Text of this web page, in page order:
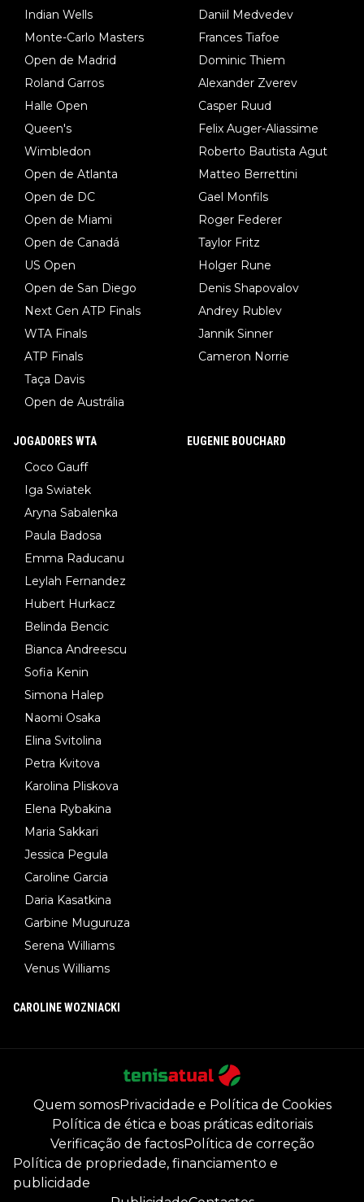
Indian Wells
Monte-Carlo Masters
Open de Madrid
Roland Garros
Halle Open
Queen's
Wimbledon
Open de Atlanta
Open de DC
Open de Miami
Open de Canadá
US Open
Open de San Diego
Next Gen ATP Finals
WTA Finals
ATP Finals
Taça Davis
Open de Austrália
Daniil Medvedev
Frances Tiafoe
Dominic Thiem
Alexander Zverev
Casper Ruud
Felix Auger-Aliassime
Roberto Bautista Agut
Matteo Berrettini
Gael Monfils
Roger Federer
Taylor Fritz
Holger Rune
Denis Shapovalov
Andrey Rublev
Jannik Sinner
Cameron Norrie
JOGADORES WTA
Coco Gauff
Iga Swiatek
Aryna Sabalenka
Paula Badosa
Emma Raducanu
Leylah Fernandez
Hubert Hurkacz
Belinda Bencic
Bianca Andreescu
Sofia Kenin
Simona Halep
Naomi Osaka
Elina Svitolina
Petra Kvitova
Karolina Pliskova
Elena Rybakina
Maria Sakkari
Jessica Pegula
Caroline Garcia
Daria Kasatkina
Garbine Muguruza
Serena Williams
Venus Williams
EUGENIE BOUCHARD
CAROLINE WOZNIACKI
Quem somosPrivacidade e Política de Cookies
Política de ética e boas práticas editoriais
Verificação de factosPolítica de correção
Política de propriedade, financiamento e
publicidade